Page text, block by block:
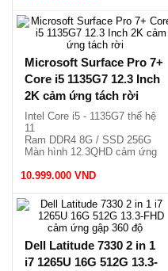
Microsoft Surface Pro 7+
Core i5 1135G7 12.3 Inch
2K cảm ứng tách rời
Intel Core i5 - 1135G7 thế hệ
11
Ram DDR4 8G / SSD 256G
Màn hình 12.3QHD cảm ứng
10.999.000 VND
Dell Latitude 7330 2 in 1
i7 1265U 16G 512G 13.3-